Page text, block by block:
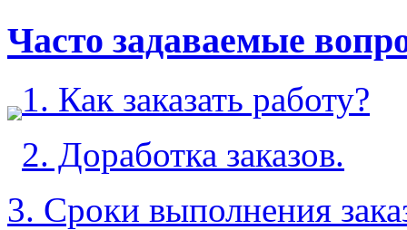
Часто задаваемые
1. Как заказать работу?
2. Доработка заказов.
3. Сроки выполнения